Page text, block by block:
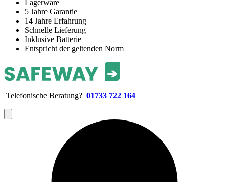
Lagerware
5 Jahre Garantie
14 Jahre Erfahrung
Schnelle Lieferung
Inklusive Batterie
Entspricht der geltenden Norm
Telefonische Beratung? 01733 722 164